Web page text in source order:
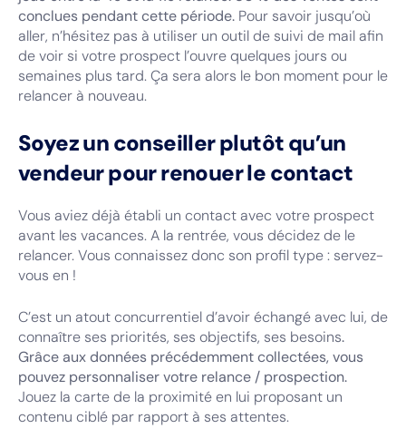
conclues pendant cette période. Pour savoir jusqu’où
aller, n’hésitez pas à utiliser un outil de suivi de mail afin
de voir si votre prospect l’ouvre quelques jours ou
semaines plus tard. Ça sera alors le bon moment pour le
relancer à nouveau.
Soyez un conseiller plutôt qu’un
vendeur pour renouer le contact
Vous aviez déjà établi un contact avec votre prospect
avant les vacances. A la rentrée, vous décidez de le
relancer. Vous connaissez donc son profil type : servez-
vous en !
C’est un atout concurrentiel d’avoir échangé avec lui, de
connaître ses priorités, ses objectifs, ses besoins.
Grâce aux données précédemment collectées, vous
pouvez personnaliser votre relance / prospection.
Jouez la carte de la proximité en lui proposant un
contenu ciblé par rapport à ses attentes.